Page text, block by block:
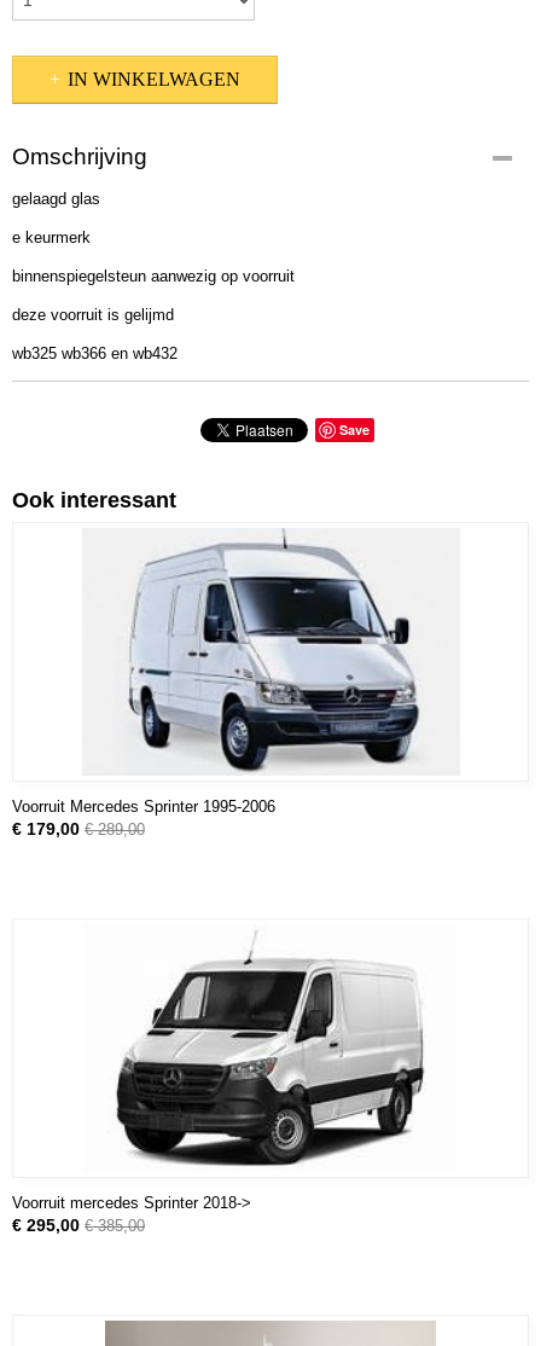
IN WINKELWAGEN
Omschrijving
gelaagd glas
e keurmerk
binnenspiegelsteun aanwezig op voorruit
deze voorruit is gelijmd
wb325 wb366 en wb432
Save
Ook interessant
Voorruit Mercedes Sprinter 1995-2006
€ 179,00 € 289,00
Voorruit mercedes Sprinter 2018->
€ 295,00 € 385,00